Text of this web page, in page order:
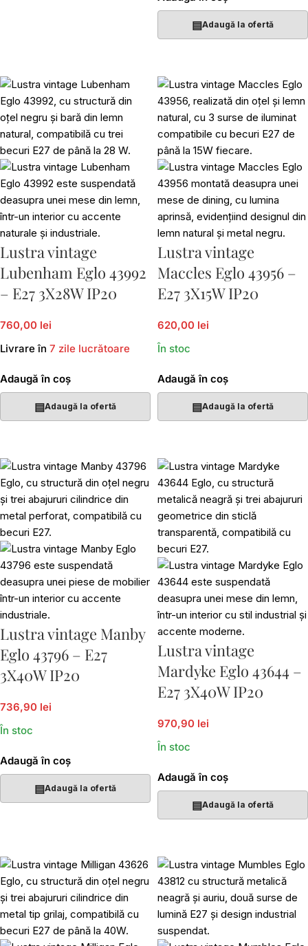
▤Adaugă la ofertă
Lustra vintage
Lubenham Eglo 43992
– E27 3X28W IP20
760,00 lei
Livrare în 7 zile lucrătoare
Adaugă în coș
▤Adaugă la ofertă
Lustra vintage
Maccles Eglo 43956 –
E27 3X15W IP20
620,00 lei
În stoc
Adaugă în coș
▤Adaugă la ofertă
Lustra vintage Manby
Eglo 43796 – E27
3X40W IP20
736,90 lei
În stoc
Adaugă în coș
▤Adaugă la ofertă
Lustra vintage
Mardyke Eglo 43644 –
E27 3X40W IP20
970,90 lei
În stoc
Adaugă în coș
▤Adaugă la ofertă